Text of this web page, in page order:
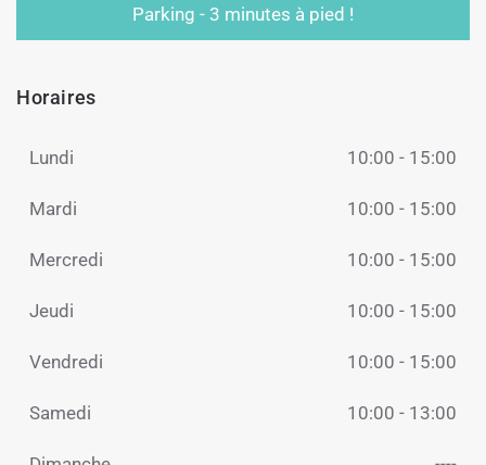
Parking - 3 minutes à pied !
Horaires
Lundi 10:00 - 15:00
Mardi 10:00 - 15:00
Mercredi 10:00 - 15:00
Jeudi 10:00 - 15:00
Vendredi 10:00 - 15:00
Samedi 10:00 - 13:00